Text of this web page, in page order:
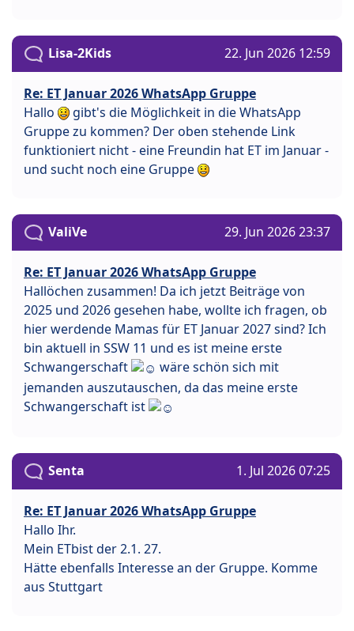
Lisa-2Kids 22. Jun 2026 12:59
Re: ET Januar 2026 WhatsApp Gruppe
Hallo
gibt's die Möglichkeit in die WhatsApp
Gruppe zu kommen? Der oben stehende Link
funktioniert nicht - eine Freundin hat ET im Januar -
und sucht noch eine Gruppe
ValiVe 29. Jun 2026 23:37
Re: ET Januar 2026 WhatsApp Gruppe
Hallöchen zusammen! Da ich jetzt Beiträge von
2025 und 2026 gesehen habe, wollte ich fragen, ob
hier werdende Mamas für ET Januar 2027 sind? Ich
bin aktuell in SSW 11 und es ist meine erste
Schwangerschaft
wäre schön sich mit
jemanden auszutauschen, da das meine erste
Schwangerschaft ist
Senta 1. Jul 2026 07:25
Re: ET Januar 2026 WhatsApp Gruppe
Hallo Ihr.
Mein ETbist der 2.1. 27.
Hätte ebenfalls Interesse an der Gruppe. Komme
aus Stuttgart